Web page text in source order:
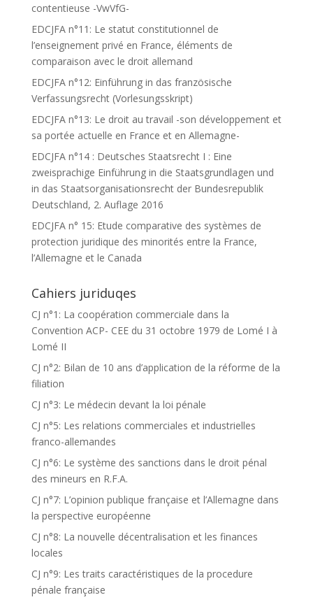
contentieuse -VwVfG-
EDCJFA n°11: Le statut constitutionnel de
l’enseignement privé en France, éléments de
comparaison avec le droit allemand
EDCJFA n°12: Einführung in das französische
Verfassungsrecht (Vorlesungsskript)
EDCJFA n°13: Le droit au travail -son développement et
sa portée actuelle en France et en Allemagne-
EDCJFA n°14 : Deutsches Staatsrecht I : Eine
zweisprachige Einführung in die Staatsgrundlagen und
in das Staatsorganisationsrecht der Bundesrepublik
Deutschland, 2. Auflage 2016
EDCJFA n° 15: Etude comparative des systèmes de
protection juridique des minorités entre la France,
l’Allemagne et le Canada
Cahiers juriduqes
CJ n°1: La coopération commerciale dans la
Convention ACP- CEE du 31 octobre 1979 de Lomé I à
Lomé II
CJ n°2: Bilan de 10 ans d’application de la réforme de la
filiation
CJ n°3: Le médecin devant la loi pénale
CJ n°5: Les relations commerciales et industrielles
franco-allemandes
CJ n°6: Le système des sanctions dans le droit pénal
des mineurs en R.F.A.
CJ n°7: L’opinion publique française et l’Allemagne dans
la perspective européenne
CJ n°8: La nouvelle décentralisation et les finances
locales
CJ n°9: Les traits caractéristiques de la procedure
pénale française